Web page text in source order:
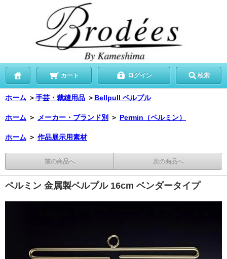
カート ログイン 検索
ホーム ＞手芸・裁縫用品 ＞ Bellpull ベルプル
ホーム ＞ メーカー・ブランド別 ＞ Permin（ペルミン）
ホーム ＞ 作品展示用素材
前の商品へ 次の商品へ
ペルミン 金属製ベルプル 16cm ベンダータイプ